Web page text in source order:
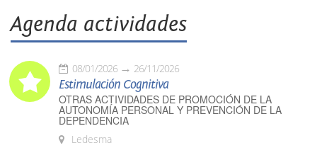
Agenda actividades
08/01/2026 26/11/2026
Estimulación Cognitiva
OTRAS ACTIVIDADES DE PROMOCIÓN DE LA
AUTONOMÍA PERSONAL Y PREVENCIÓN DE LA
DEPENDENCIA
Ledesma